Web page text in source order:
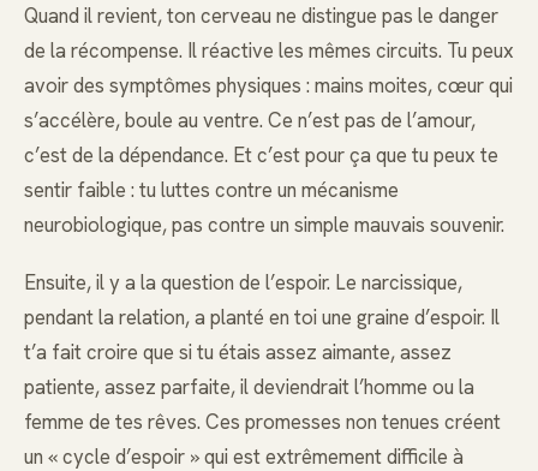
Quand il revient, ton cerveau ne distingue pas le danger
de la récompense. Il réactive les mêmes circuits. Tu peux
avoir des symptômes physiques : mains moites, cœur qui
s’accélère, boule au ventre. Ce n’est pas de l’amour,
c’est de la dépendance. Et c’est pour ça que tu peux te
sentir faible : tu luttes contre un mécanisme
neurobiologique, pas contre un simple mauvais souvenir.
Ensuite, il y a la question de l’espoir. Le narcissique,
pendant la relation, a planté en toi une graine d’espoir. Il
t’a fait croire que si tu étais assez aimante, assez
patiente, assez parfaite, il deviendrait l’homme ou la
femme de tes rêves. Ces promesses non tenues créent
un « cycle d’espoir » qui est extrêmement difficile à